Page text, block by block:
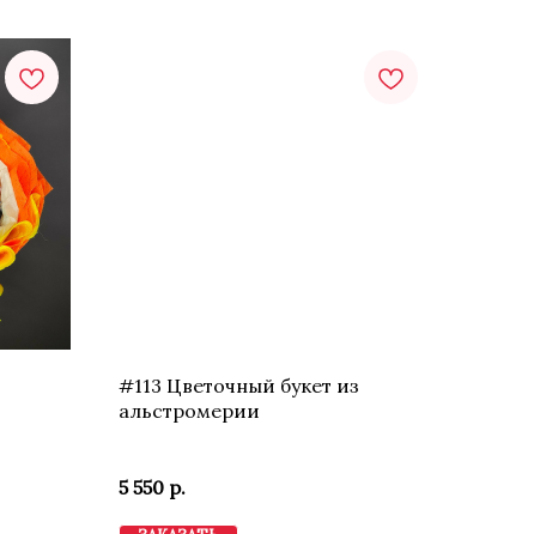
#113 Цветочный букет из
альстромерии
5 550 р.